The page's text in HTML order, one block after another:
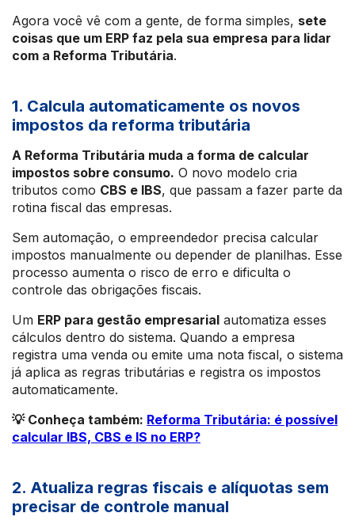
Agora você vê com a gente, de forma simples, sete
coisas que um ERP faz pela sua empresa para lidar
com a Reforma Tributária.
1. Calcula automaticamente os novos
impostos da reforma tributária
A Reforma Tributária muda a forma de calcular
impostos sobre consumo. O novo modelo cria
tributos como CBS e IBS, que passam a fazer parte da
rotina fiscal das empresas.
Sem automação, o empreendedor precisa calcular
impostos manualmente ou depender de planilhas. Esse
processo aumenta o risco de erro e dificulta o
controle das obrigações fiscais.
Um ERP para gestão empresarial automatiza esses
cálculos dentro do sistema. Quando a empresa
registra uma venda ou emite uma nota fiscal, o sistema
já aplica as regras tributárias e registra os impostos
automaticamente.
💡 Conheça também: Reforma Tributária: é possível
calcular IBS, CBS e IS no ERP?
2. Atualiza regras fiscais e alíquotas sem
precisar de controle manual